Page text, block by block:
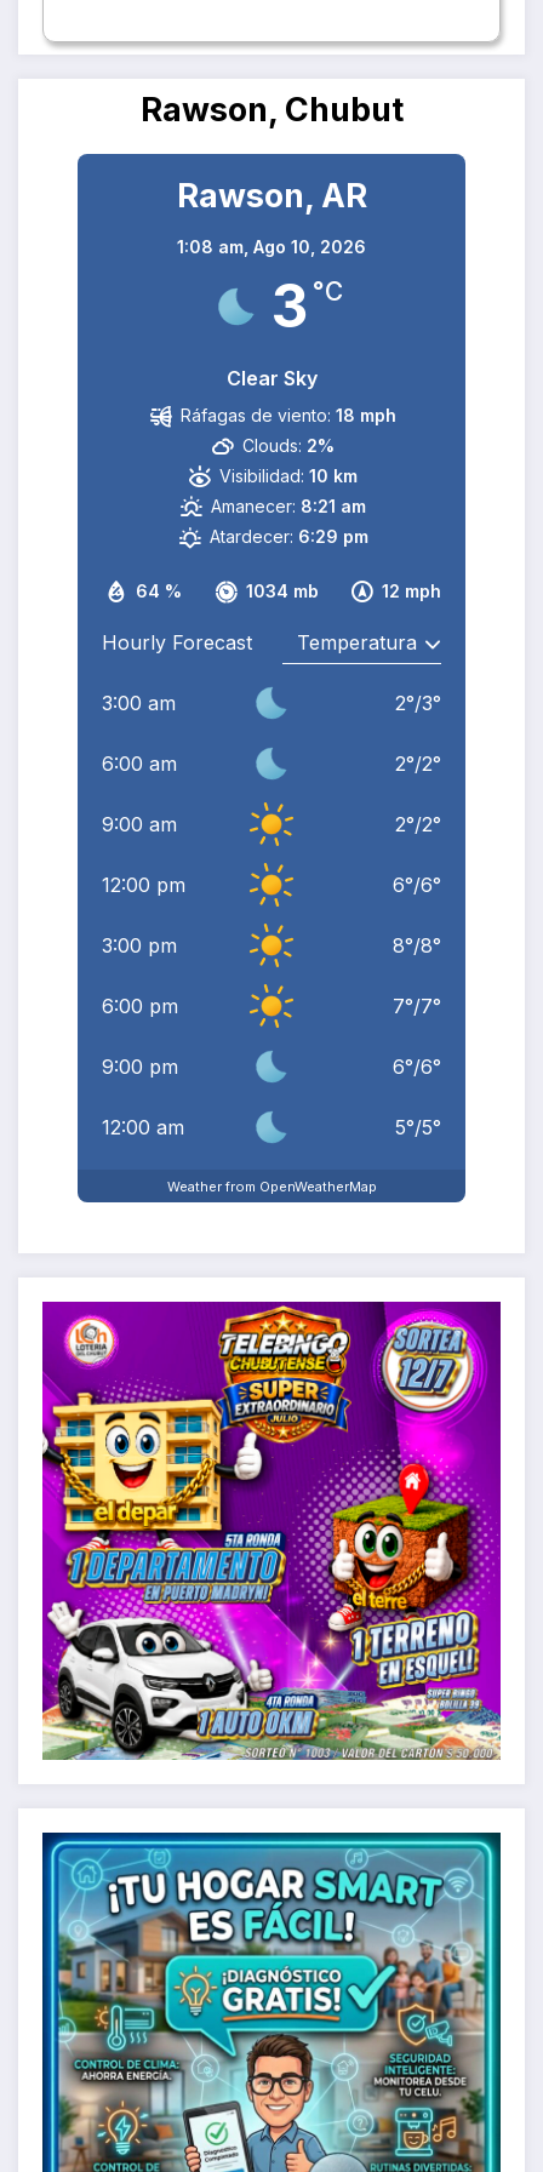
Rawson, Chubut
Rawson, AR
1:08 am, Ago 10, 2026
3 °C
Clear Sky
64 % 1034 mb 12 mph
Ráfagas de viento: 18 mph
Clouds: 2%
Visibilidad: 10 km
Amanecer: 8:21 am
Atardecer: 6:29 pm
Hourly Forecast
3:00 am 2°/3°
6:00 am 2°/2°
9:00 am 2°/2°
12:00 pm 6°/6°
3:00 pm 8°/8°
6:00 pm 7°/7°
9:00 pm 6°/6°
12:00 am 5°/5°
Weather from OpenWeatherMap